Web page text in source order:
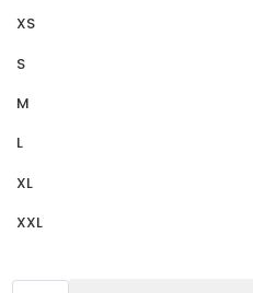
XS
S
M
L
XL
XXL